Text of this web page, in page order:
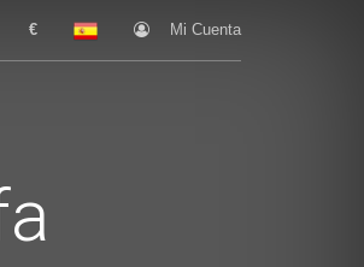
€ Mi Cuenta